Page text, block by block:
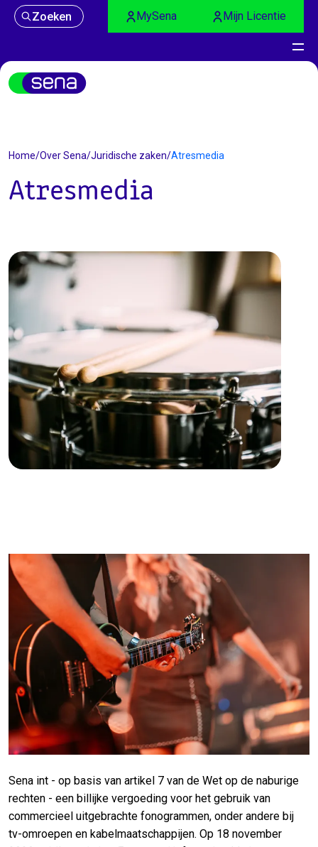
Zoeken MySena Mijn Licentie
Home/Over Sena/Juridische zaken/Atresmedia
Atresmedia
Sena int - op basis van artikel 7 van de Wet op de naburige
rechten - een billijke vergoeding voor het gebruik van
commercieel uitgebrachte fonogrammen, onder andere bij
tv-omroepen en kabelmaatschappijen. Op 18 november